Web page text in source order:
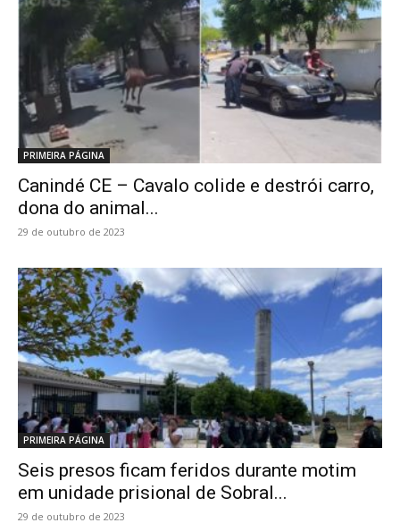
PRIMEIRA PÁGINA
Canindé CE – Cavalo colide e destrói carro,
dona do animal...
29 de outubro de 2023
PRIMEIRA PÁGINA
Seis presos ficam feridos durante motim
em unidade prisional de Sobral...
29 de outubro de 2023